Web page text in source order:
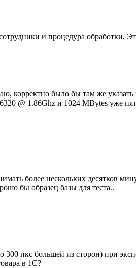
и процедура обработки.
корректно было бы там же
@ 1.86Ghz и 1024 MBytes уже
более нескольких десятков
бы образец базы для теста..
пкс большей из сторон) при
в 1С?